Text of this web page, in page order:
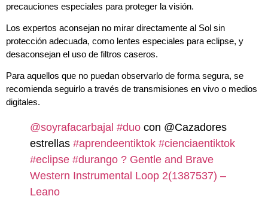
precauciones especiales para proteger la visión.
Los expertos aconsejan no mirar directamente al Sol sin
protección adecuada, como lentes especiales para eclipse, y
desaconsejan el uso de filtros caseros.
Para aquellos que no puedan observarlo de forma segura, se
recomienda seguirlo a través de transmisiones en vivo o medios
digitales.
@soyrafacarbajal #duo con @Cazadores
estrellas #aprendeentiktok #cienciaentiktok
#eclipse #durango ? Gentle and Brave
Western Instrumental Loop 2(1387537) –
Leano